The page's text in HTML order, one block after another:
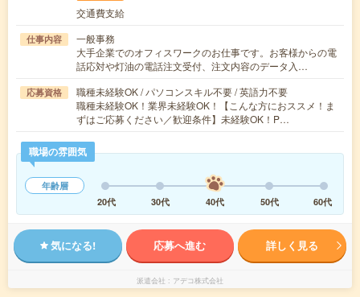
交通費支給
仕事内容
一般事務
大手企業でのオフィスワークのお仕事です。お客様からの電
話応対や灯油の電話注文受付、注文内容のデータ入…
応募資格
職種未経験OK / パソコンスキル不要 / 英語力不要
職種未経験OK！業界未経験OK！【こんな方におススメ！ま
ずはご応募ください／歓迎条件】未経験OK！P…
職場の雰囲気
年齢層
20代
30代 40代 50代 60代
気になる! 応募へ進む 詳しく見る
派遣会社 アデコ株式会社